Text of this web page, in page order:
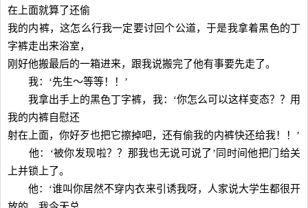
在上面就算了还偷
我的内裤，这怎么行我一定要讨回个公道，于是我拿着黑色的丁
字裤走出来浴室，
刚好他搬最后的一箱进来，跟我说搬完了他有事要先走了。
我：‘先生～等等！！’
我拿出手上的黑色丁字裤，我：‘你怎么可以这样变态？？用
我的内裤自慰还
射在上面，你好歹也把它擦掉吧，还有偷我的内裤快还给我！！’
他：‘被你发现啦？？那我也无说可说了’同时间他把门给关
上并锁上了。
他：‘谁叫你居然不穿内衣来引诱我呀，人家说大学生都很开